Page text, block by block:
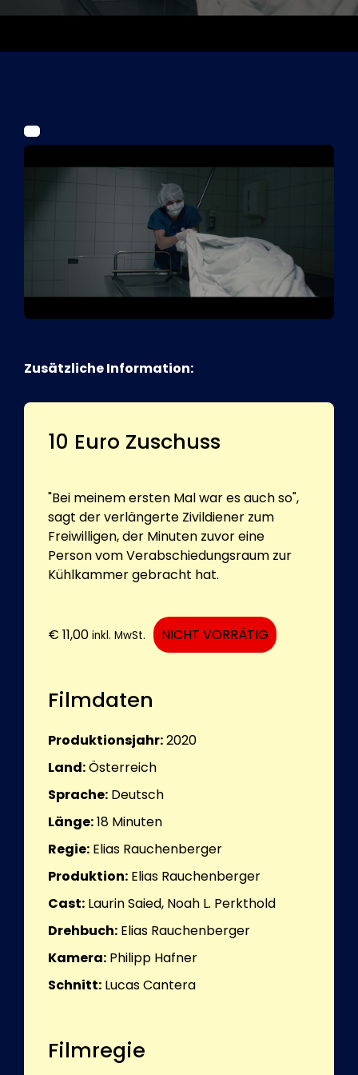
Kurier Romy 2026
Zusätzliche Information:
10 Euro Zuschuss
"Bei meinem ersten Mal war es auch so",
sagt der verlängerte Zivildiener zum
Freiwilligen, der Minuten zuvor eine
Person vom Verabschiedungsraum zur
Kühlkammer gebracht hat.
€ 11,00 inkl. MwSt. NICHT VORRÄTIG
Filmdaten
Produktionsjahr:2020
Land:Österreich
Sprache: Deutsch
Länge:18 Minuten
Regie: Elias Rauchenberger
Produktion: Elias Rauchenberger
Cast: Laurin Saied, Noah L. Perkthold
Drehbuch: Elias Rauchenberger
Kamera: Philipp Hafner
Schnitt: Lucas Cantera
Filmregie